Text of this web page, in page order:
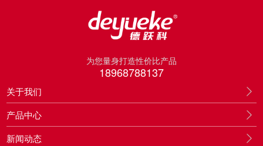
为您量身打造性价比产品
18968788137
关于我们
产品中心
新闻动态